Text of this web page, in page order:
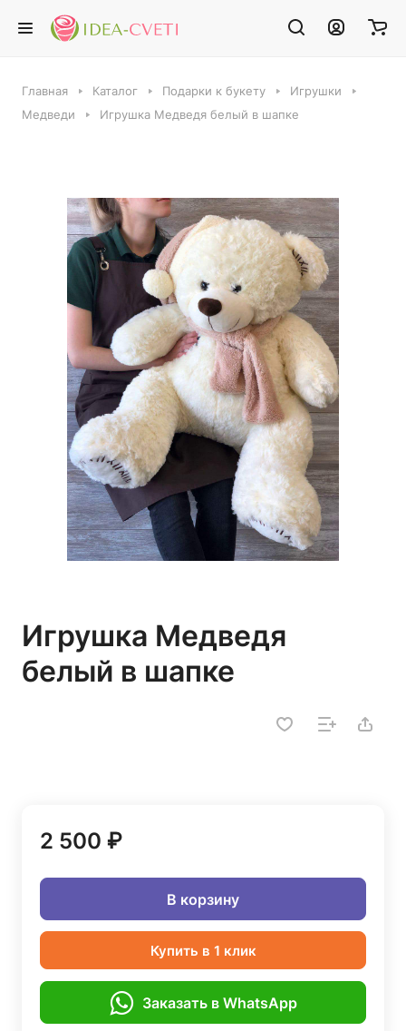
Главная Каталог Подарки к букету
Игрушки
Медведи
Игрушка Медведя белый в шапке
Игрушка Медведя
белый в шапке
2 500 ₽
В корзину
Купить в 1 клик
Заказать в WhatsApp